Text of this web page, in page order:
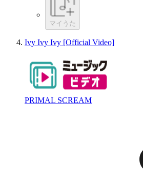
マイうた
Ivy Ivy Ivy [Official Video]
PRIMAL SCREAM